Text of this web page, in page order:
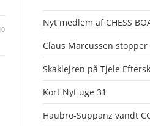
Nyt medlem af CHESS
Claus Marcussen
Skaklejren på Tjele
Kort Nyt uge 31
Haubro-Suppanz vandt